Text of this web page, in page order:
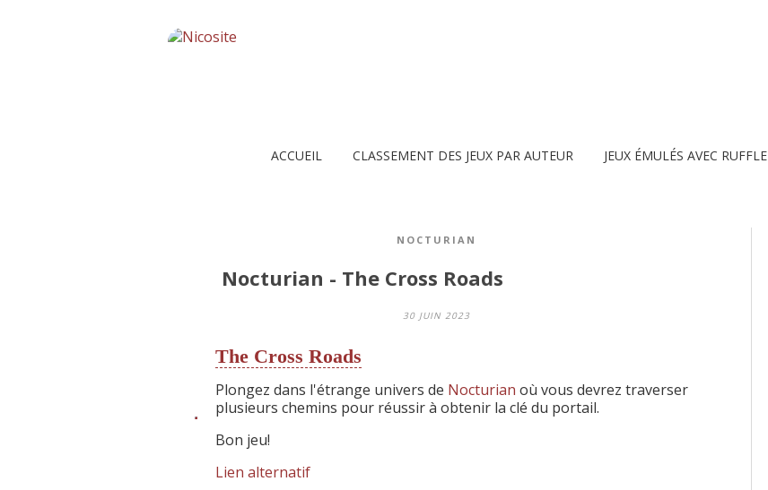
ACCUEIL CLASSEMENT DES JEUX PAR AUTEUR JEUX ÉMULÉS AVEC RUFFLE
NOCTURIAN
Nocturian - The Cross Roads
30 JUIN 2023
The Cross Roads
Plongez dans l'étrange univers de Nocturian où vous devrez traverser
plusieurs chemins pour réussir à obtenir la clé du portail.
Bon jeu!
Lien alternatif